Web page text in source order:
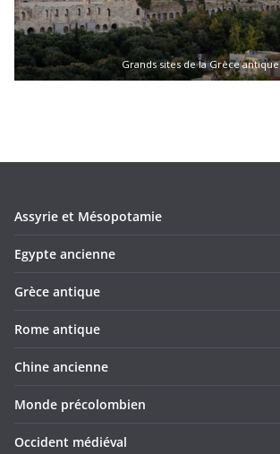
Grands sites de la Grèce antique
Assyrie et Mésopotamie
Egypte ancienne
Grèce antique
Rome antique
Chine ancienne
Monde précolombien
Occident médiéval